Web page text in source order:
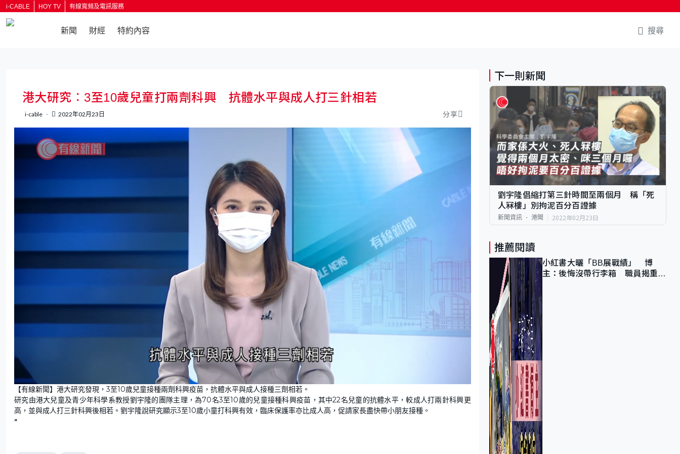
i-CABLE HOY TV 有線寬頻及電訊服務
新聞 財經 特約內容 搜尋
港大研究︰3至10歲兒童打兩劑科興 抗體水平與成人打三針相若
i-cable 2022年02月23日 分享
n
m
u
t
e
o
a
d
e
d
:
1
【有線新聞】港大研究發現，3至10歲兒童接種兩劑科興疫苗，抗體水平與成人接種三劑相若。
研究由港大兒童及青少年科學系教授劉宇隆的團隊主理，為70名3至10歲的兒童接種科興疫苗，其中22名兒童的抗體水平，較成人打兩針科興更
高，並與成人打三針科興後相若。劉宇隆說研究顯示3至10歲小童打科興有效，臨床保護率亦比成人高，促請家長盡快帶小朋友接種。
“
下一則新聞
劉宇隆倡縮打第三針時間至兩個月 稱「死
人冧樓」別拘泥百分百證據
新聞資訊 港聞 2022年02月23日
推薦閱讀
小紅書大曬「BB展戰績」 博
主：後悔沒帶行李箱 職員揭重複